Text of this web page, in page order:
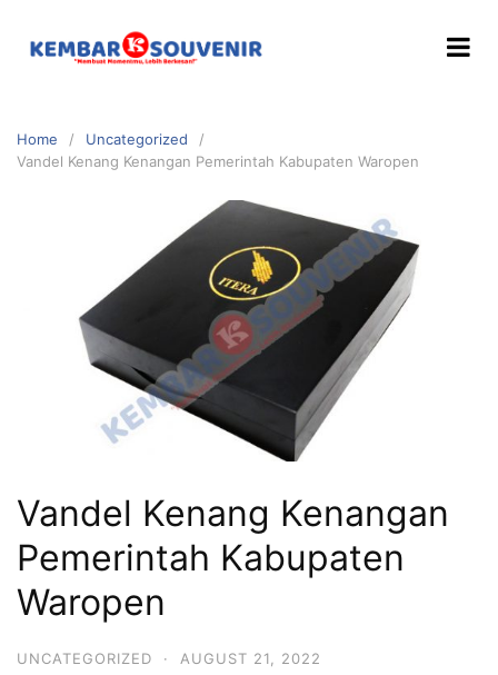
Home
Uncategorized
Vandel Kenang Kenangan Pemerintah Kabupaten Waropen
Vandel Kenang Kenangan
Pemerintah Kabupaten
Waropen
UNCATEGORIZED · AUGUST 21, 2022